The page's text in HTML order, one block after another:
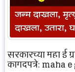
सरकारच्या महा ई
कागदपत्रे: maha